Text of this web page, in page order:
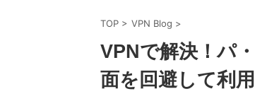
TOP > VPN Blog >
VPNで解決！パ
面を回避して利